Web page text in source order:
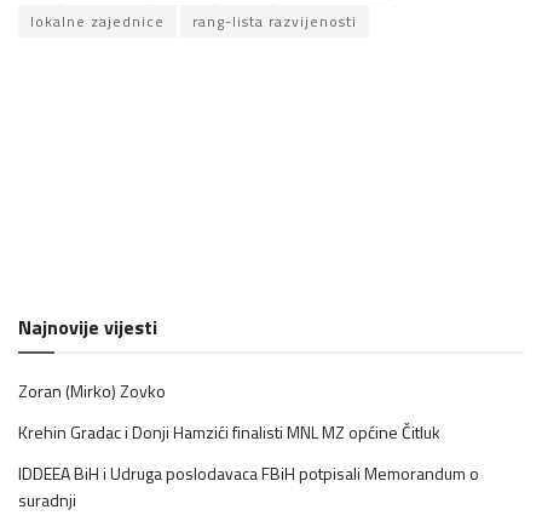
lokalne zajednice
rang-lista razvijenosti
Najnovije vijesti
Zoran (Mirko) Zovko
Krehin Gradac i Donji Hamzići finalisti MNL MZ općine Čitluk
IDDEEA BiH i Udruga poslodavaca FBiH potpisali Memorandum o
suradnji